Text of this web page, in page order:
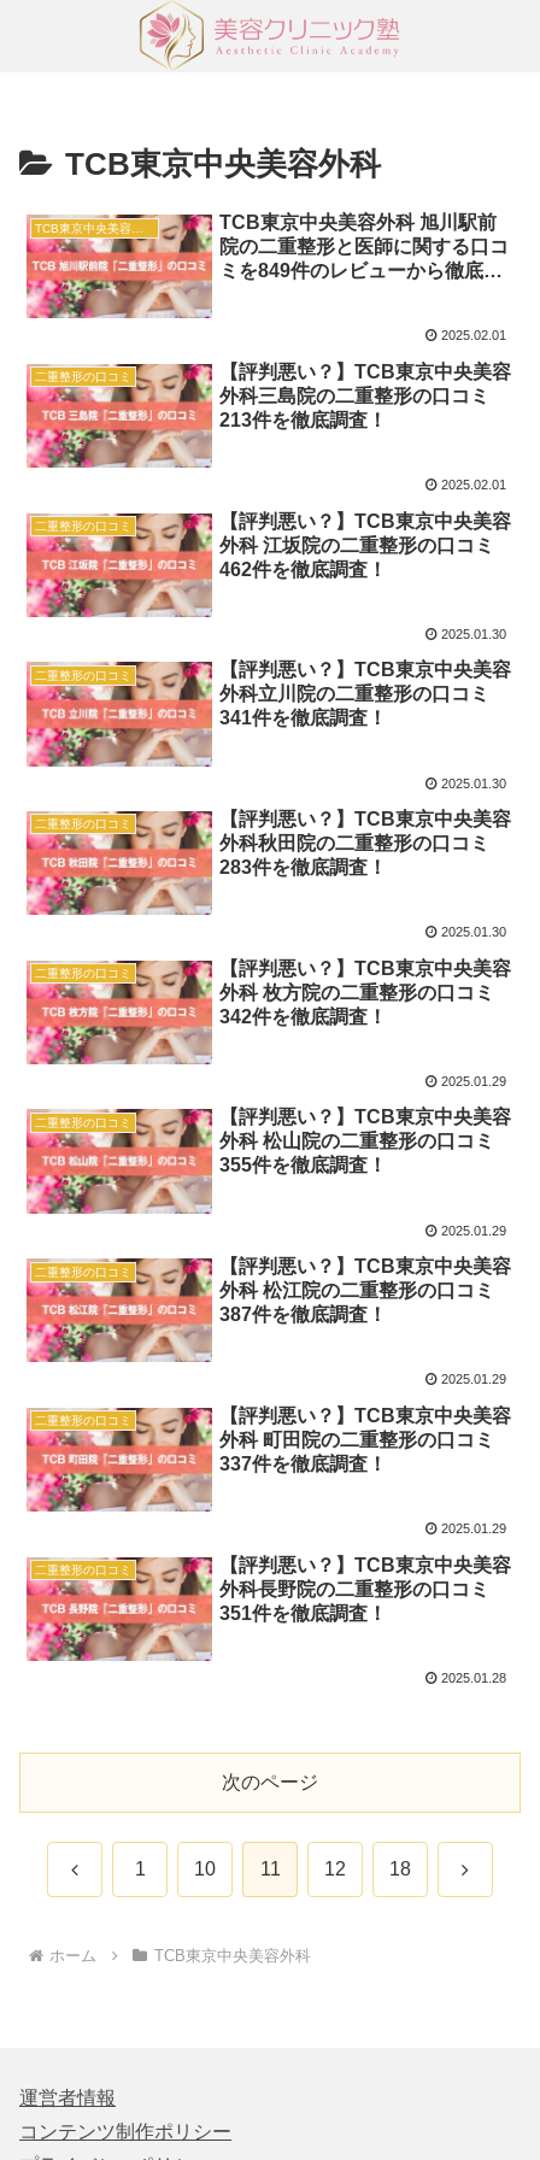
TCB東京中央美容外科
TCB東京中央美容外科
TCB東京中央美容外科 旭川駅前
院の二重整形と医師に関する口コ
ミを849件のレビューから徹底調
2025.02.01
二重整形の口コミ
【評判悪い？】TCB東京中央美容
外科三島院の二重整形の口コミ
213件を徹底調査！
2025.02.01
二重整形の口コミ
【評判悪い？】TCB東京中央美容
外科 江坂院の二重整形の口コミ
462件を徹底調査！
2025.01.30
二重整形の口コミ
【評判悪い？】TCB東京中央美容
外科立川院の二重整形の口コミ
341件を徹底調査！
2025.01.30
二重整形の口コミ
【評判悪い？】TCB東京中央美容
外科秋田院の二重整形の口コミ
283件を徹底調査！
2025.01.30
二重整形の口コミ
【評判悪い？】TCB東京中央美容
外科 枚方院の二重整形の口コミ
342件を徹底調査！
2025.01.29
二重整形の口コミ
【評判悪い？】TCB東京中央美容
外科 松山院の二重整形の口コミ
355件を徹底調査！
2025.01.29
二重整形の口コミ
【評判悪い？】TCB東京中央美容
外科 松江院の二重整形の口コミ
387件を徹底調査！
2025.01.29
二重整形の口コミ
【評判悪い？】TCB東京中央美容
外科 町田院の二重整形の口コミ
337件を徹底調査！
2025.01.29
二重整形の口コミ
【評判悪い？】TCB東京中央美容
外科長野院の二重整形の口コミ
351件を徹底調査！
2025.01.28
次のページ
前 1 10 11 12 18 次
ホーム TCB東京中央美容外科
運営者情報
コンテンツ制作ポリシー